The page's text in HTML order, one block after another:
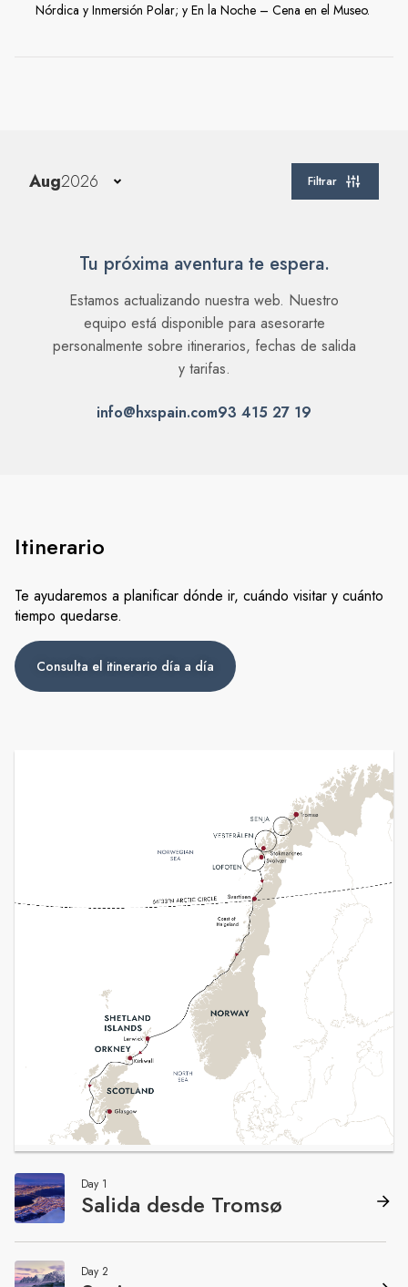
Nórdica y Inmersión Polar; y En la Noche – Cena en el Museo.
Itinerario
Te ayudaremos a planificar dónde ir, cuándo visitar y cuánto
tiempo quedarse.
Consulta el itinerario día a día